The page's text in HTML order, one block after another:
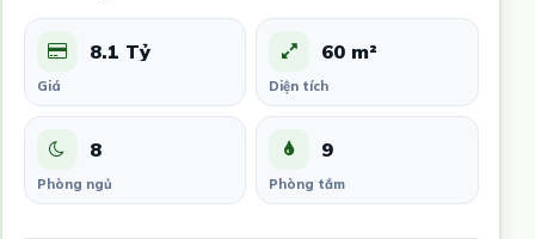
8.1 Tỷ
Giá
60 m²
Diện tích
8
Phòng ngủ
9
Phòng tắm